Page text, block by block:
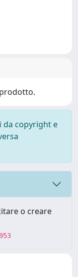
da copyright e
o creare